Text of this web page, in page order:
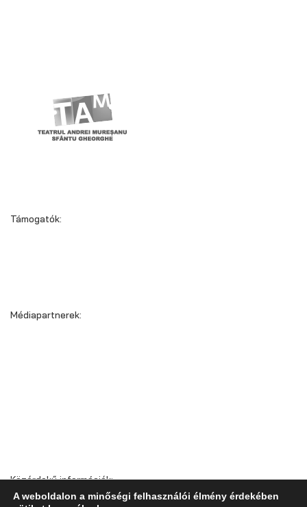
Támogatók:
Médiapartnerek:
Közérdekű információk:
A weboldalon a minőségi felhasználói élmény érdekében